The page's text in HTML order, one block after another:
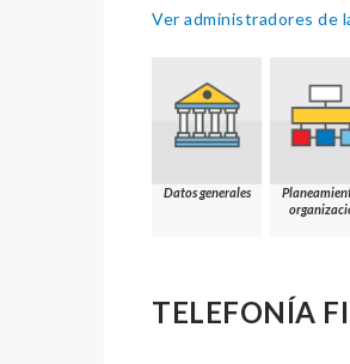
Ver administradores de
Datos generales
TELEFONÍA